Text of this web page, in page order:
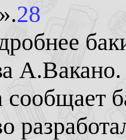
28
сообщает